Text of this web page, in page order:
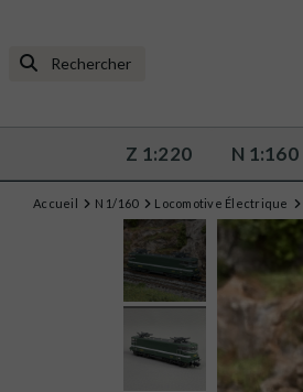
Z 1:220 N 1:160
Accueil N 1/160 Locomotive Électrique